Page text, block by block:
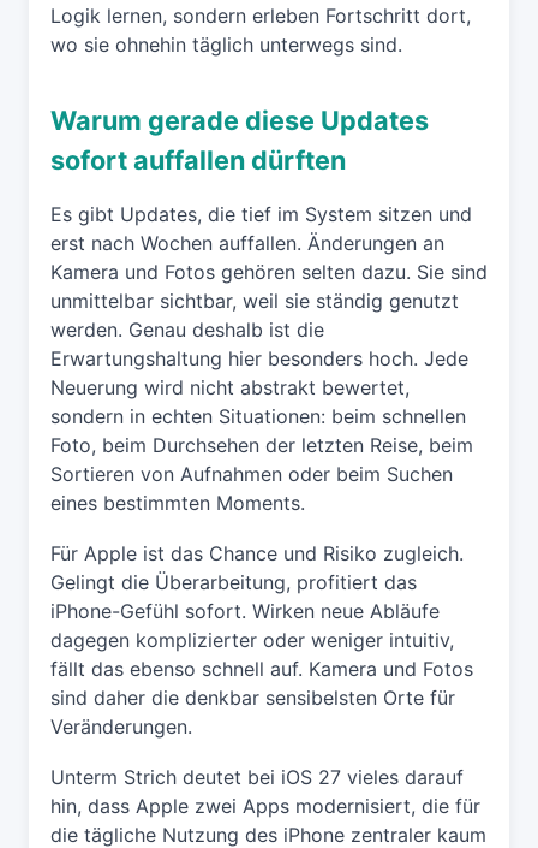
Logik lernen, sondern erleben Fortschritt dort,
wo sie ohnehin täglich unterwegs sind.
Warum gerade diese Updates
sofort auffallen dürften
Es gibt Updates, die tief im System sitzen und
erst nach Wochen auffallen. Änderungen an
Kamera und Fotos gehören selten dazu. Sie sind
unmittelbar sichtbar, weil sie ständig genutzt
werden. Genau deshalb ist die
Erwartungshaltung hier besonders hoch. Jede
Neuerung wird nicht abstrakt bewertet,
sondern in echten Situationen: beim schnellen
Foto, beim Durchsehen der letzten Reise, beim
Sortieren von Aufnahmen oder beim Suchen
eines bestimmten Moments.
Für Apple ist das Chance und Risiko zugleich.
Gelingt die Überarbeitung, profitiert das
iPhone-Gefühl sofort. Wirken neue Abläufe
dagegen komplizierter oder weniger intuitiv,
fällt das ebenso schnell auf. Kamera und Fotos
sind daher die denkbar sensibelsten Orte für
Veränderungen.
Unterm Strich deutet bei iOS 27 vieles darauf
hin, dass Apple zwei Apps modernisiert, die für
die tägliche Nutzung des iPhone zentraler kaum